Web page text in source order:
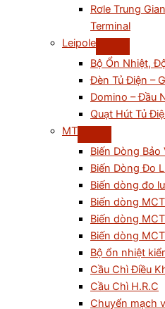
Rơle Trung
Terminal
Leipole
Bộ Ổn Nhiệt,
Đèn Tủ Điện –
Domino – Đầu
Quạt Hút Tủ
MT
Biến Dòng
Biến Dòng Đo
Biến dòng đo
Biến dòng
Biến dòng
Biến dòng
Bộ ổn nhiệt
Cầu Chì Điều
Cầu Chì H.R.C
Chuyển mạch